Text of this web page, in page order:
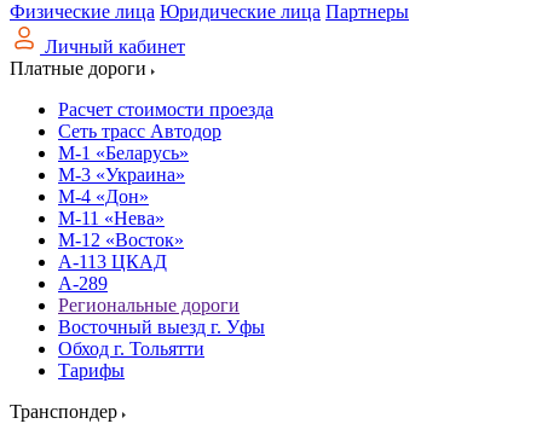
Физические лица Юридические лица Партнеры
Личный кабинет
Платные дороги
Расчет стоимости проезда
Сеть трасс Автодор
М-1 «Беларусь»
М-3 «Украина»
М-4 «Дон»
М-11 «Нева»
М-12 «Восток»
А-113 ЦКАД
А-289
Региональные дороги
Восточный выезд г. Уфы
Обход г. Тольятти
Тарифы
Транспондер